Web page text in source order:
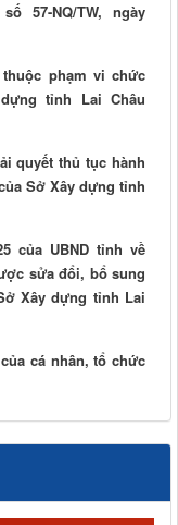
57-NQ/TW, ngày
phạm vi chức
tỉnh Lai Châu
quyết thủ tục hành
Sở Xây dựng tỉnh
của UBND tỉnh về
sửa đổi, bổ sung
Xây dựng tỉnh Lai
cá nhân, tổ chức